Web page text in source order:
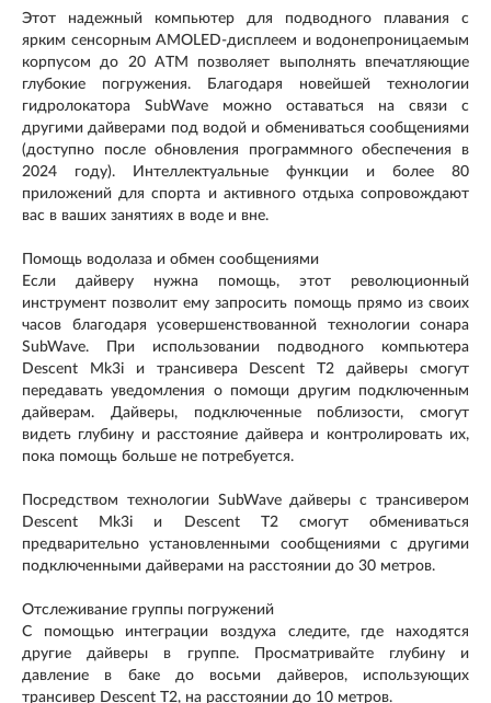
Этот надежный компьютер для подводного плавания с
ярким сенсорным AMOLED-дисплеем и водонепроницаемым
корпусом до 20 ATM позволяет выполнять впечатляющие
глубокие погружения. Благодаря новейшей технологии
гидролокатора SubWave можно оставаться на связи с
другими дайверами под водой и обмениваться сообщениями
(доступно после обновления программного обеспечения в
2024 году). Интеллектуальные функции и более 80
приложений для спорта и активного отдыха сопровождают
вас в ваших занятиях в воде и вне.
Помощь водолаза и обмен сообщениями
Если дайверу нужна помощь, этот революционный
инструмент позволит ему запросить помощь прямо из своих
часов благодаря усовершенствованной технологии сонара
SubWave. При использовании подводного компьютера
Descent Mk3i и трансивера Descent T2 дайверы смогут
передавать уведомления о помощи другим подключенным
дайверам. Дайверы, подключенные поблизости, смогут
видеть глубину и расстояние дайвера и контролировать их,
пока помощь больше не потребуется.
Посредством технологии SubWave дайверы с трансивером
Descent Mk3i и Descent T2 смогут обмениваться
предварительно установленными сообщениями с другими
подключенными дайверами на расстоянии до 30 метров.
Отслеживание группы погружений
С помощью интеграции воздуха следите, где находятся
другие дайверы в группе. Просматривайте глубину и
давление в баке до восьми дайверов, использующих
трансивер Descent T2, на расстоянии до 10 метров.